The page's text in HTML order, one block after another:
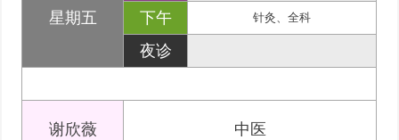
星期五
下午
针灸、全科
夜诊
谢欣薇 中医